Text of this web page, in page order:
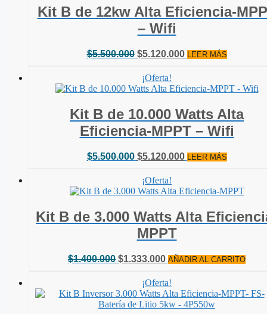
Kit B de 12kw Alta Eficiencia-
– Wifi
$5.500.000 El
original
era:
$5.500.000.
$5.120.000El
es:
$5.120.000.
LEER MÁS
¡Oferta!
Kit B de 10.000 Watts Alta
Eficiencia-MPPT – Wifi
$5.500.000 El
original
era:
$5.500.000.
$5.120.000El
es:
$5.120.000.
LEER MÁS
¡Oferta!
Kit B de 3.000 Watts Alta
MPPT
$1.400.000 El
original
era:
$1.400.000.
$1.333.000El
actual
es:
$1.333.000.
AÑADIR AL CARRITO
¡Oferta!